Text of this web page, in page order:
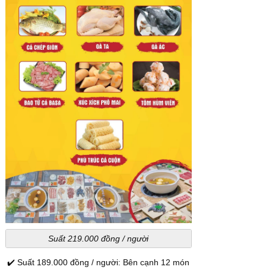
Suất 219.000 đồng / người
✔️ Suất 189.000 đồng / người: Bên cạnh 12 món